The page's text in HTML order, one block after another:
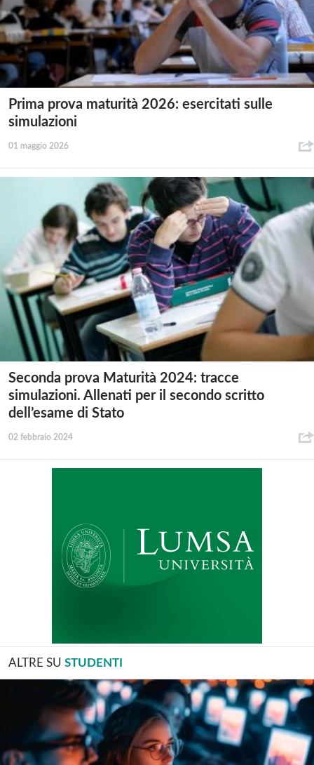
Prima prova maturità 2026: esercitati sulle
simulazioni
01 maggio 2026
Seconda prova Maturità 2024: tracce
simulazioni. Allenati per il secondo scritto
dell’esame di Stato
02 febbraio 2024
ALTRE SU STUDENTI